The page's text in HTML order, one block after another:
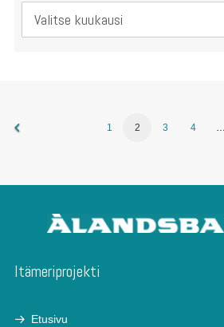
Arkisto
1 2 3 4
Itämeriprojekti
Etusivu